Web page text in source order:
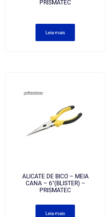
PRISMATEC
Leia mais
ALICATE DE BICO – MEIA
CANA – 6″(BLISTER) –
PRISMATEC
Leia mais